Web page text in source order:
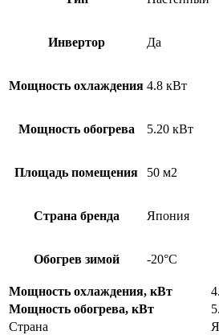
Инвертор Да
Мощность охлаждения 4.8 кВт
Мощность обогрева 5.20 кВт
Площадь помещения 50 м2
Страна бренда Япония
Обогрев зимой -20°С
Мощность охлаждения, кВт
Мощность обогрева, кВт
Страна